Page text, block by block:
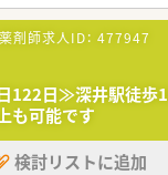
とって「最も身近な医療
います。
利厚生、研修制度、資格
ん、家族手当の支給、ま
時短勤務（小学校入学まで
薬剤師求人ID： 477947
日122日≫深井駅徒
も可能です
検討リストに追加